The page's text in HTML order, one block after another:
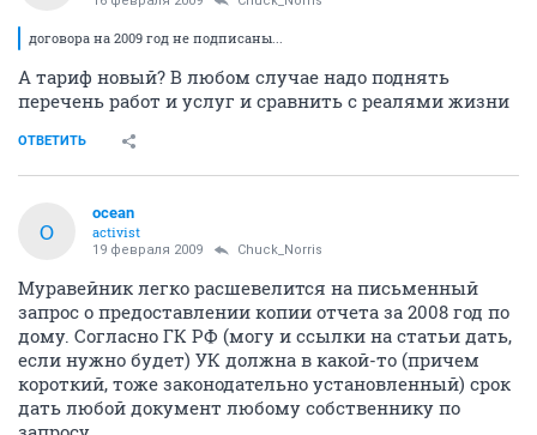
договора на 2009 год не подписаны...
А тариф новый? В любом случае надо поднять
перечень работ и услуг и сравнить с реалями жизни
ОТВЕТИТЬ
O
ocean
activist
19 февраля 2009 Chuck_Norris
Муравейник легко расшевелится на письменный
запрос о предоставлении копии отчета за 2008 год по
дому. Согласно ГК РФ (могу и ссылки на статьи дать,
если нужно будет) УК должна в какой-то (причем
короткий, тоже законодательно установленный) срок
дать любой документ любому собственнику по